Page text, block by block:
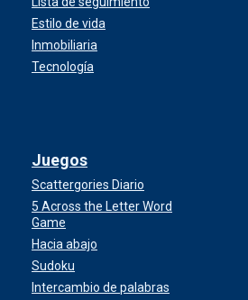
Estilo de vida
Inmobiliaria
Tecnología
Juegos
Scattergories Diario
5 Across the Letter Word
Game
Hacia abajo
Sudoku
Intercambio de palabras